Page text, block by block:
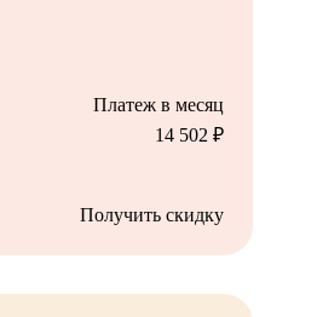
Платеж в месяц
14 502 ₽
Получить скидку